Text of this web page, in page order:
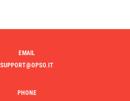
EMAIL
SUPPORT@OPSO.IT
PHONE